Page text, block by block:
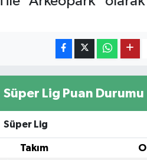
Süper Lig Puan Durumu
Süper Lig
Takım O